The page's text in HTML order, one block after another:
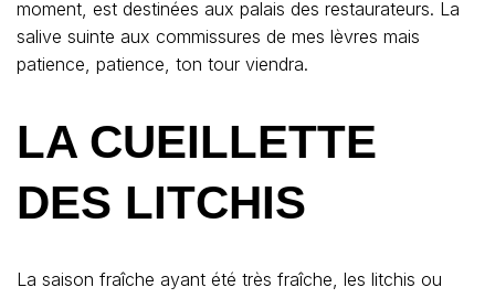
moment, est destinées aux palais des restaurateurs. La
salive suinte aux commissures de mes lèvres mais
patience, patience, ton tour viendra.
LA CUEILLETTE
DES LITCHIS
La saison fraîche ayant été très fraîche, les litchis ou